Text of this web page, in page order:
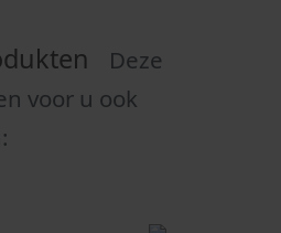
Deze
voor u ook